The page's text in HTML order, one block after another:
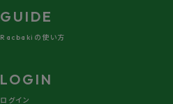
GUIDE
Racbakiの使い方
LOGIN
ログイン